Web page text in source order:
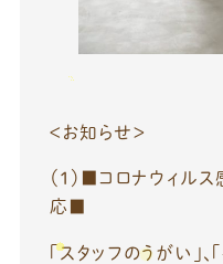
＜お知らせ＞
（１）■コロナウィル
応■
「スタッフのうがい」